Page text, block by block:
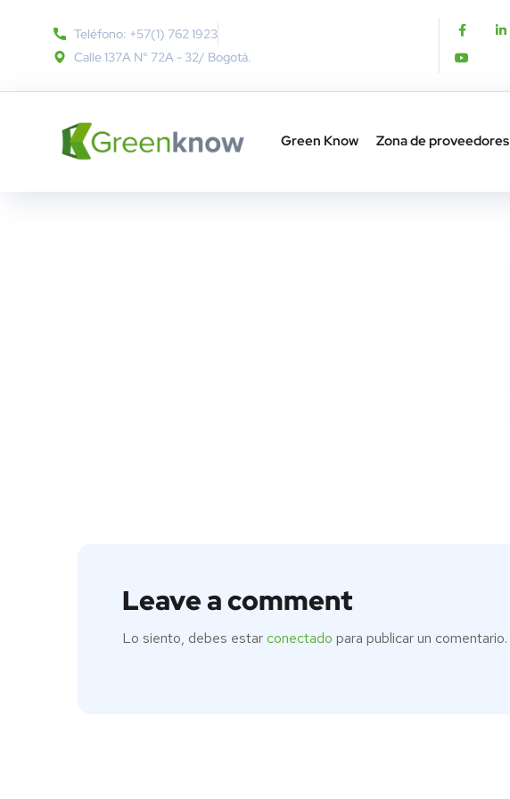
Teléfono: +57(1) 762 1923
Calle 137A N° 72A - 32​/ Bogotá.
Green Know Zona de proveedores
Leave a comment
Lo siento, debes estarconectado para publicar un comentario.